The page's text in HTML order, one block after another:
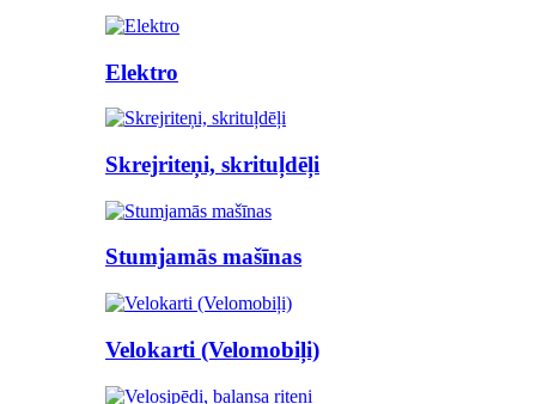
Elektro
Skrejriteņi, skrituļdēļi
Stumjamās mašīnas
Velokarti (Velomobiļi)